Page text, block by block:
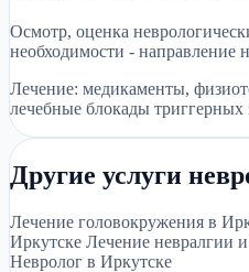
Осмотр, оценка
необходимости - направление
Лечение: медикаменты,
лечебные блокады
Другие услуги
Лечение головокружения в
Иркутске Лечение невралгии
Невролог в Иркутске